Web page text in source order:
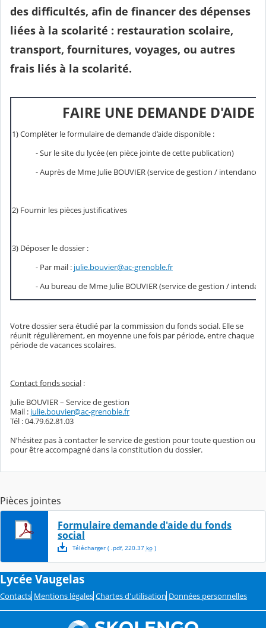
des difficultés, afin de financer des dépenses
liées à la scolarité : restauration scolaire,
transport, fournitures, voyages, ou autres
frais liés à la scolarité.
FAIRE UNE DEMANDE D'AIDE
1) Compléter le formulaire de demande d’aide disponible :
- Sur le site du lycée (en pièce jointe de cette publication)
- Auprès de Mme Julie BOUVIER (service de gestion / intendance)
2) Fournir les pièces justificatives
3) Déposer le dossier :
- Par mail : julie.bouvier@ac-grenoble.fr
- Au bureau de Mme Julie BOUVIER (service de gestion /
Votre dossier sera étudié par la commission du fonds social. Elle se
réunit régulièrement, en moyenne une fois par période, entre chaque
période de vacances scolaires.
Contact fonds social :
Julie BOUVIER – Service de gestion
Mail : julie.bouvier@ac-grenoble.fr
Tél : 04.79.62.81.03
N’hésitez pas à contacter le service de gestion pour toute question ou
pour être accompagné dans la constitution du dossier.
Pièces jointes
Formulaire demande d'aide du fonds
social
Télécharger( .pdf, 220.37 ko)
Lycée Vaugelas
Contacts Mentions légales Chartes d'utilisation Données personnelles